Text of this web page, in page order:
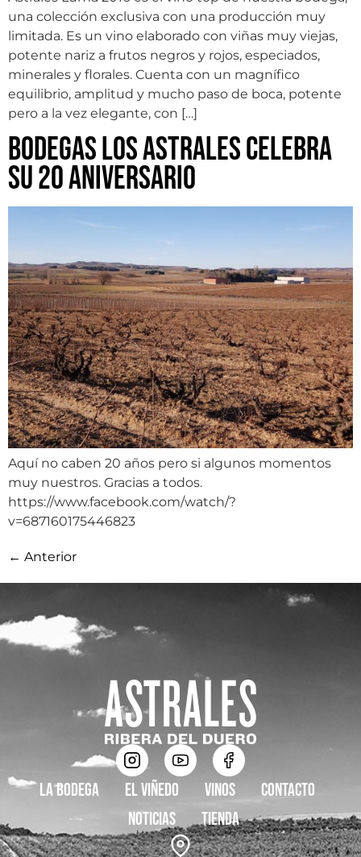
una colección exclusiva con una producción muy
limitada. Es un vino elaborado con viñas muy viejas,
potente nariz a frutos negros y rojos, especiados,
minerales y florales. Cuenta con un magnífico
equilibrio, amplitud y mucho paso de boca, potente
pero a la vez elegante, con […]
Bodegas los Astrales celebra
su 20 Aniversario
Aquí no caben 20 años pero si algunos momentos
muy nuestros. Gracias a todos.
https://www.facebook.com/watch/?
v=687160175446823
← Anterior
La bodega El viñedo Vinos
Contacto
Noticias
Tienda